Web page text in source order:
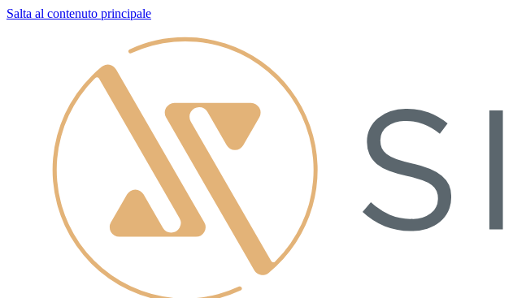
Salta al contenuto principale